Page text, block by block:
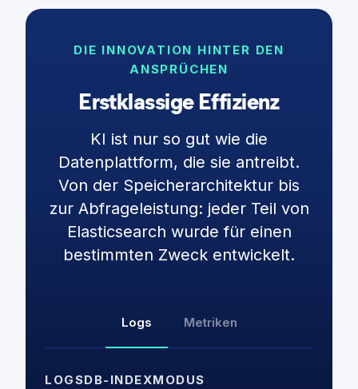
DIE INNOVATION HINTER DEN
ANSPRÜCHEN
Erstklassige Effizienz
KI ist nur so gut wie die
Datenplattform, die sie antreibt.
Von der Speicherarchitektur bis
zur Abfrageleistung: jeder Teil von
Elasticsearch wurde für einen
bestimmten Zweck entwickelt.
Logs Metriken
LOGSDB-INDEXMODUS